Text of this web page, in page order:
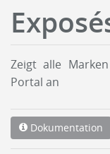
Zeigt alle
Portal an
Dokumentation